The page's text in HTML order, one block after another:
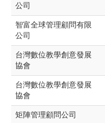
公司
智富全球管理顧問有限
公司
台灣數位教學創意發展
協會
台灣數位教學創意發展
協會
矩陣管理顧問公司